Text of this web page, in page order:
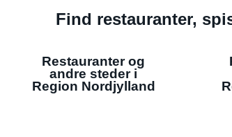
Find restauranter,
Restauranter og
andre steder i
Region Nordjylland